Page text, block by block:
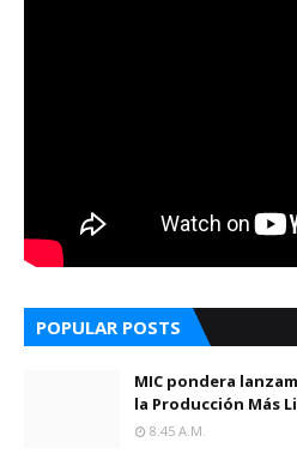
POPULAR POSTS
MIC pondera
la Producción Más
8:45 A.m.